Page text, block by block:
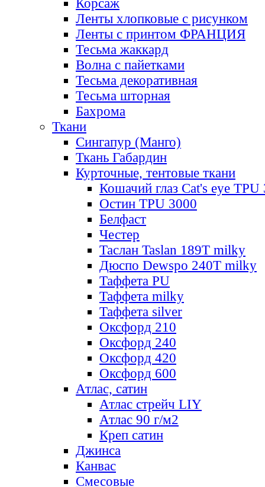
Корсаж
Ленты хлопковые с рисунком
Ленты с принтом ФРАНЦИЯ
Тесьма жаккард
Волна с пайетками
Тесьма декоративная
Тесьма шторная
Бахрома
Ткани
Сингапур (Манго)
Ткань Габардин
Курточные, тентовые ткани
Кошачий глаз Cat's eye TPU
Остин TPU 3000
Белфаст
Честер
Таслан Taslan 189T milky
Дюспо Dewspo 240T milky
Таффета PU
Таффета milky
Таффета silver
Оксфорд 210
Оксфорд 240
Оксфорд 420
Оксфорд 600
Атлас, сатин
Атлас стрейч LIY
Атлас 90 г/м2
Креп сатин
Джинса
Канвас
Смесовые